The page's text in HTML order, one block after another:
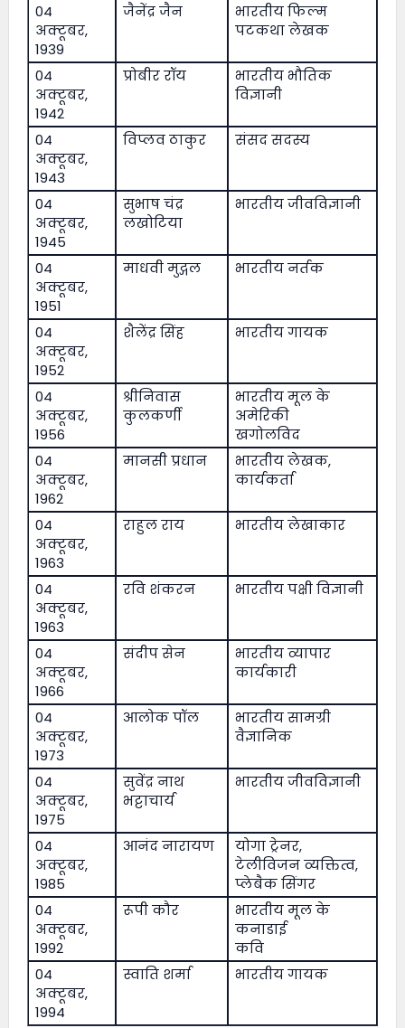
04
अक्टूबर,
1939
जैनेंद्र जैन
भारतीय फिल्म
पटकथा लेखक
04
अक्टूबर,
1942
प्रोबीर रॉय
भारतीय भौतिक
विज्ञानी
04
अक्टूबर,
1943
विप्लव ठाकुर संसद सदस्य
04
अक्टूबर,
1945
सुभाष चंद्र
लखोटिया
भारतीय जीवविज्ञानी
04
अक्टूबर,
1951
माधवी मुद्गल भारतीय नर्तक
04
अक्टूबर,
1952
शैलेंद्र सिंह भारतीय गायक
04
अक्टूबर,
1956
श्रीनिवास
कुलकर्णी
भारतीय मूल के
अमेरिकी
खगोलविद
04
अक्टूबर,
1962
मानसी प्रधान
भारतीय लेखक,
कार्यकर्ता
04
अक्टूबर,
1963
राहुल राय भारतीय लेखाकार
04
अक्टूबर,
1963
रवि शंकरन भारतीय पक्षी विज्ञानी
04
अक्टूबर,
1966
संदीप सेन
भारतीय व्यापार
कार्यकारी
04
अक्टूबर,
1973
आलोक पॉल
भारतीय सामग्री
वैज्ञानिक
04
अक्टूबर,
1975
सुवेंद्र नाथ
भट्टाचार्य
भारतीय जीवविज्ञानी
04
अक्टूबर,
1985
आनंद नारायण
योगा ट्रेनर,
टेलीविजन व्यक्तित्व,
प्लेबैक सिंगर
04
अक्टूबर,
1992
रूपी कौर
भारतीय मूल के
कनाडाई
कवि
04
अक्टूबर,
1994
स्वाति शर्मा भारतीय गायक